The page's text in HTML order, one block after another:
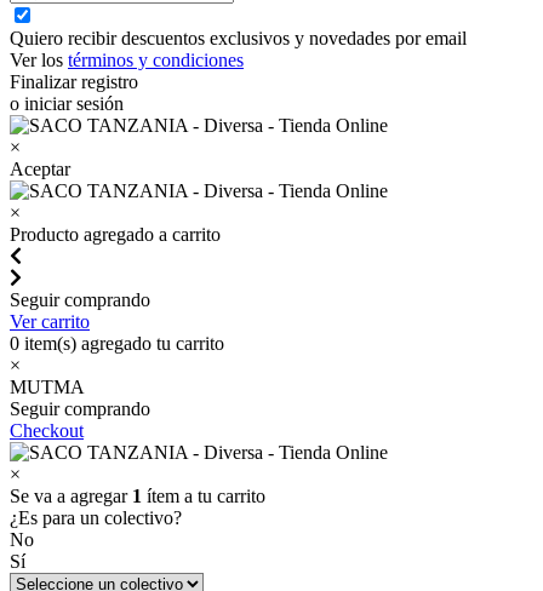
Quiero recibir descuentos exclusivos y novedades por email
Ver los términos y condiciones
Finalizar registro
o iniciar sesión
×
Aceptar
×
Producto agregado a carrito
Seguir comprando
Ver carrito
0 item(s) agregado tu carrito
×
MUTMA
Seguir comprando
Checkout
×
Se va a agregar 1 ítem a tu carrito
¿Es para un colectivo?
No
Sí